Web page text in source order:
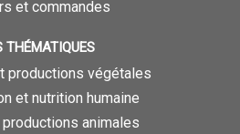
et commandes
THÉMATIQUES
productions végétales
et nutrition humaine
animales